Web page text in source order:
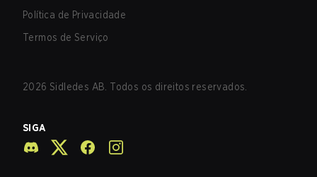
Política de Privacidade
Termos de Serviço
2026 Sidledes AB. Todos os direitos reservados.
SIGA